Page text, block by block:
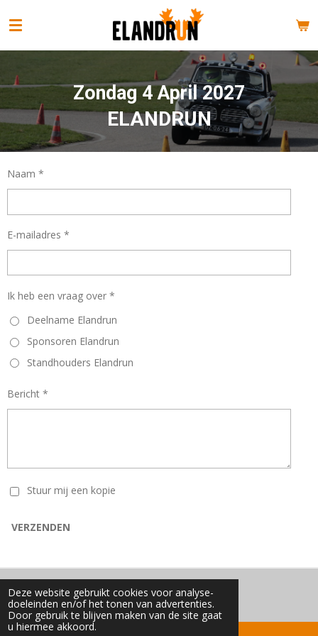
Deze website gebruikt cookies voor analyse-
doeleinden en/of het tonen van advertenties.
Door gebruik te blijven maken van de site gaat
u hiermee akkoord.
direct
hoofdinhoud
Zondag 4 April 2027
ELANDRUN
Naam *
E-mailadres *
Ik heb een vraag over *
Deelname Elandrun
Sponsoren Elandrun
Standhouders Elandrun
Bericht *
Stuur mij een kopie
VERZENDEN
© 2016 - 2026 Elandrun